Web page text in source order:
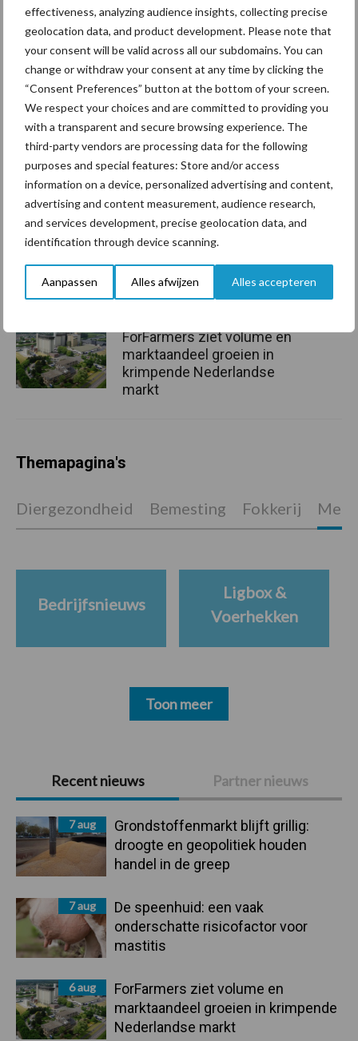
effectiveness, analyzing audience insights, collecting precise
geolocation data, and product development. Please note that
your consent will be valid across all our subdomains. You can
change or withdraw your consent at any time by clicking the
“Consent Preferences” button at the bottom of your screen.
We respect your choices and are committed to providing you
with a transparent and secure browsing experience. The
third-party vendors are processing data for the following
purposes and special features: Store and/or access
information on a device, personalized advertising and content,
advertising and content measurement, audience research,
and services development, precise geolocation data, and
identification through device scanning.
Aanpassen Alles afwijzen Alles accepteren
zijn vastgesteld.
Primaire
Sidebar
Recent nieuws Partner nieuws
7 aug
Grondstoffenmarkt blijft grillig:
droogte en geopolitiek houden
handel in de greep
7 aug
De speenhuid: een vaak
onderschatte risicofactor voor
mastitis
6 aug
ForFarmers ziet volume en
marktaandeel groeien in krimpende
Nederlandse markt
Aanbevolen voor jou!
Grondstoffenmarkt blijft
grillig: droogte en
geopolitiek houden handel
in de greep
De speenhuid: een vaak
onderschatte risicofactor
voor mastitis
ForFarmers ziet volume en
marktaandeel groeien in
krimpende Nederlandse
markt
Themapagina's
Diergezondheid Bemesting Fokkerij
Bedrijfsnieuws
Ligbox &
Voerhekken
Toon meer